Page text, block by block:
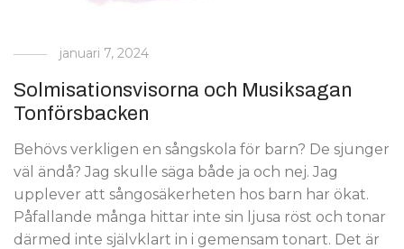
januari 7, 2024
Solmisationsvisorna och Musiksagan
Tonförsbacken
Behövs verkligen en sångskola för barn? De sjunger
väl ändå? Jag skulle säga både ja och nej. Jag
upplever att sångosäkerheten hos barn har ökat.
Påfallande många hittar inte sin ljusa röst och tonar
därmed inte självklart in i gemensam tonart. Det är